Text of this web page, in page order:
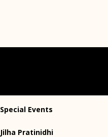
Special Events
Jilha Pratinidhi